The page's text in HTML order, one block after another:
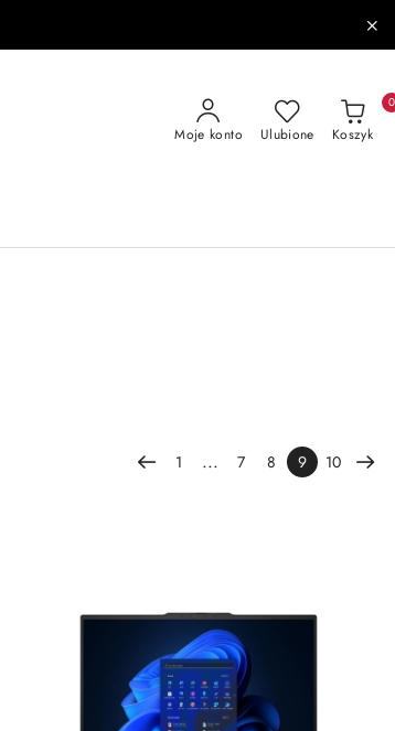
Moje konto Ulubione Koszyk
0
1 ... 7 8 9 10